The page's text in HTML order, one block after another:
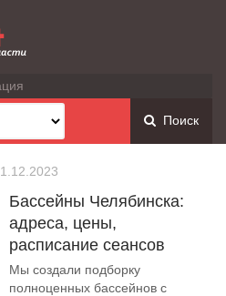
Поиск
Бассейны Челябинска:
адреса, цены,
расписание сеансов
Мы создали подборку
полноценных бассейнов с